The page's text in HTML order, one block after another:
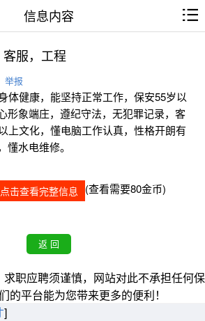
信息内容
服，工程
举报
体健康，能坚持正常工作，保安55岁以
形象端庄，遵纪守法，无犯罪记录，客
上文化，懂电脑工作认真，性格开朗有
懂水电维修。
点击查看完整信息 (查看需要80金币)
职应聘须谨慎，网站对此不承担任何保
的平台能为您带来更多的便利！
]